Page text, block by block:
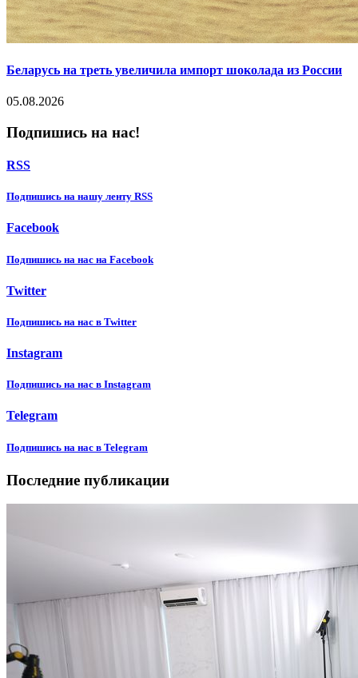
Беларусь на треть увеличила импорт шоколада из России
05.08.2026
Подпишись на нас!
RSS
Подпишиcь на нашу ленту RSS
Facebook
Подпишиcь на нас на Facebook
Twitter
Подпишиcь на нас в Twitter
Instagram
Подпишиcь на нас в Instagram
Telegram
Подпишиcь на нас в Telegram
Последние публикации